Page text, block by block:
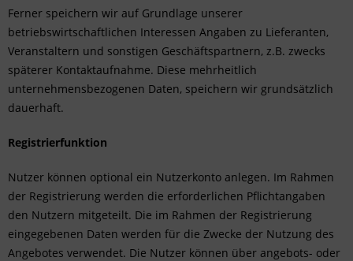
Ferner speichern wir auf Grundlage unserer
betriebswirtschaftlichen Interessen Angaben zu Lieferanten,
Veranstaltern und sonstigen Geschäftspartnern, z.B. zwecks
späterer Kontaktaufnahme. Diese mehrheitlich
unternehmensbezogenen Daten, speichern wir grundsätzlich
dauerhaft.
Registrierfunktion
Nutzer können optional ein Nutzerkonto anlegen. Im Rahmen
der Registrierung werden die erforderlichen Pflichtangaben
den Nutzern mitgeteilt. Die im Rahmen der Registrierung
eingegebenen Daten werden für die Zwecke der Nutzung des
Angebotes verwendet. Die Nutzer können über angebots- oder